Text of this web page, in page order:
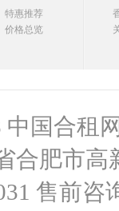
特惠推荐
价格总览
国合租
合肥市
售前咨